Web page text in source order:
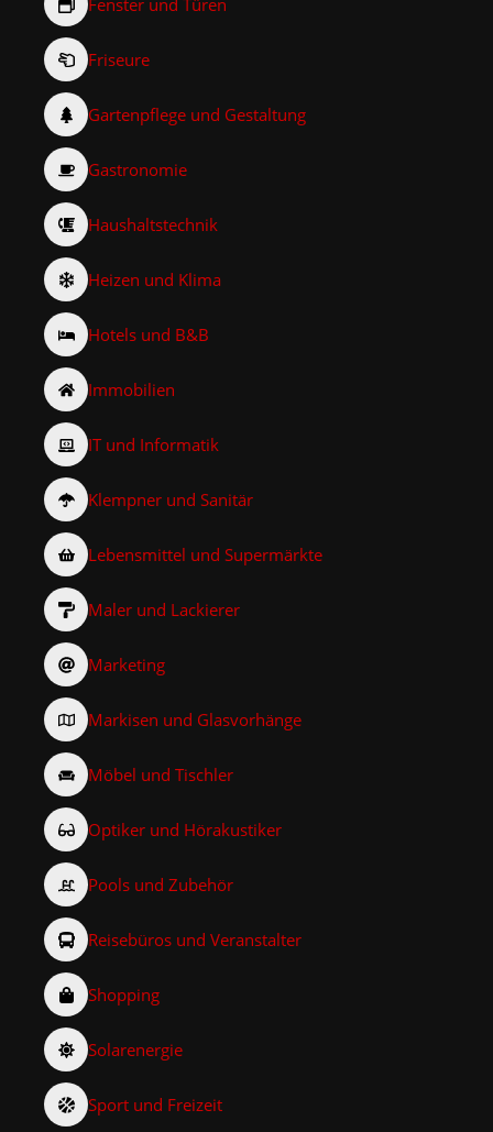
Friseure
Gartenpflege und Gestaltung
Gastronomie
Haushaltstechnik
Heizen und Klima
Hotels und B&B
Immobilien
IT und Informatik
Klempner und Sanitär
Lebensmittel und Supermärkte
Maler und Lackierer
Marketing
Markisen und Glasvorhänge
Möbel und Tischler
Optiker und Hörakustiker
Pools und Zubehör
Reisebüros und Veranstalter
Shopping
Solarenergie
Sport und Freizeit